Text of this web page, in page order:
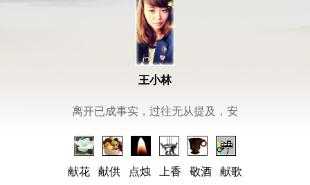
王小林
离开已成事实，过往无从提及，安
献花 献供 点烛 上香 敬酒 献歌